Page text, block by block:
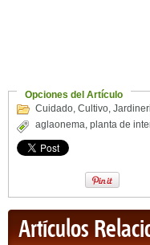
Opciones del Artículo
Cuidado, Cultivo,
aglaonema, planta de
Artículos